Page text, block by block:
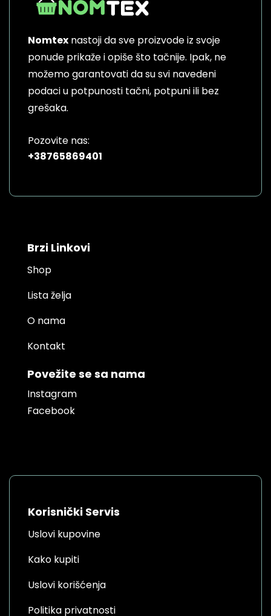
Nomtex nastoji da sve proizvode iz svoje
ponude prikaže i opiše što tačnije. Ipak, ne
možemo garantovati da su svi navedeni
podaci u potpunosti tačni, potpuni ili bez
grešaka.
Pozovite nas:
+38765869401
Brzi Linkovi
Shop
Lista želja
O nama
Kontakt
Povežite se sa nama
Instagram
Facebook
Korisnički Servis
Uslovi kupovine
Kako kupiti
Uslovi korišćenja
Politika privatnosti